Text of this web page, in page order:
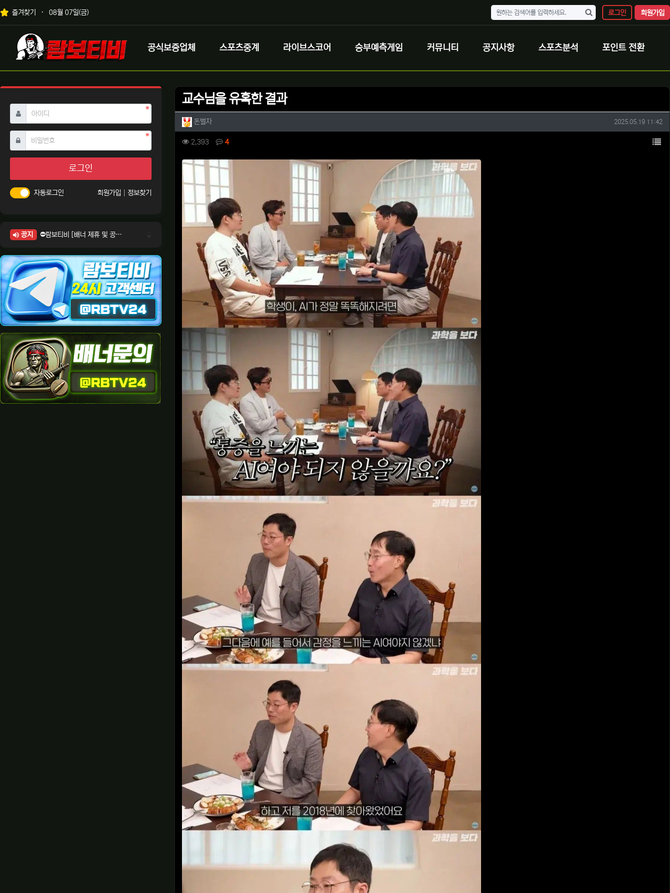
상단 네비
즐겨찾기 08월 07일(금) 로그인 회원가입
메인 메뉴
로고
공식보증업체 스포츠중계 라이브스코어 승부예측게임 커뮤니티 공지사항 스포츠분석 포인트 전환
교수님을 유혹한 결과
작성자 정보
돈벌자작성 작성일
2025.05.19 11:42
컨텐츠 정보
2,393조회 4댓글 목
본문
아이디 필수
비밀번호필수
로그인
자동로그인 회원가입 정보찾기
공지
⛔람보티비 [배너 제휴 및 공식 입점 문의 안내]
⛔람보티비 [정회원 등급UP! 안내사항]
⛔람보티비 [채팅방 이용시 주의사항]
⛔람보티비 [공식보증업체 안내]